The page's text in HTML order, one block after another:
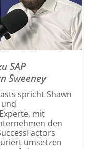
SAP
Sweeney
spricht Shawn
mit
den
umsetzen